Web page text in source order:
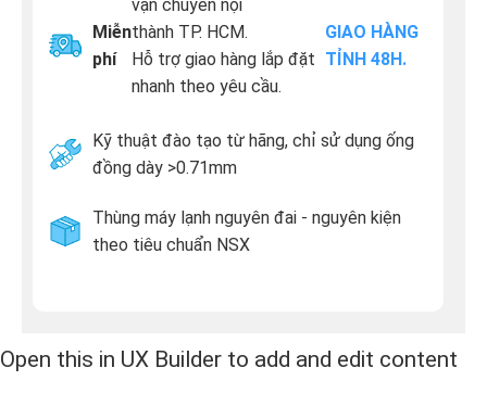
Miễn
phí
vận chuyển nội
thành TP. HCM.
Hỗ trợ giao hàng lắp đặt
nhanh theo yêu cầu.
GIAO HÀNG
TỈNH 48H.
Kỹ thuật đào tạo từ hãng, chỉ sử dụng ống
đồng dày >0.71mm
Thùng máy lạnh nguyên đai - nguyên kiện
theo tiêu chuẩn NSX
Open this in UX Builder to add and edit content